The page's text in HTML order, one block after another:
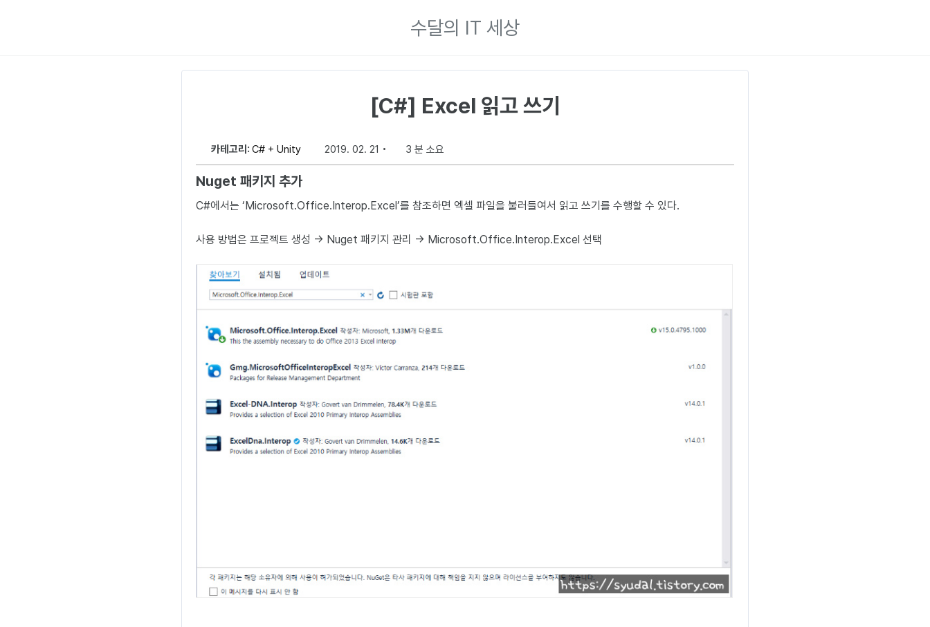
수달의 IT 세상
[C#] Excel 읽고 쓰기
카테고리: C# + Unity 2019. 02. 21 3 분 소요
Nuget 패키지 추가
C#에서는 ‘Microsoft.Office.Interop.Excel’를 참조하면 엑셀 파일을 불러들여서 읽고 쓰기를 수행할 수 있다.
사용 방법은 프로젝트 생성 → Nuget 패키지 관리 → Microsoft.Office.Interop.Excel 선택